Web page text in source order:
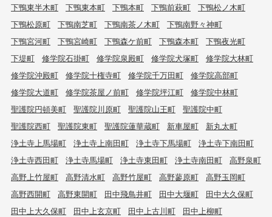
下鴨東半木町
下鴨東本町 下鴨本町 下鴨前萩町
下鴨松ノ木町
下鴨松原町
下鴨南芝町 下鴨南茶ノ木町
下鴨南野々神町
下鴨宮河町
下鴨宮崎町 下鴨森ケ前町 下鴨森本町
下鴨夜光町
下堤町
修学院石掛町 修学院泉殿町 修学院犬塚町
修学院大林町
修学院沖殿町
修学院十権寺町 修学院千万田町
修学院高部町
修学院大道町
修学院茶屋ノ前町 修学院坪江町
修学院中林町
聖護院円頓美町
聖護院川原町 聖護院山王町
聖護院中町
聖護院西町
聖護院東町 聖護院蓮華蔵町 新車屋町
新丸太町
浄土寺上馬場町
浄土寺上南田町 浄土寺下馬場町
浄土寺下南田町
浄土寺西田町
浄土寺馬場町 浄土寺東田町 浄土寺南田町
高野泉町
高野上竹屋町
高野清水町 高野竹屋町 高野蓼原町
高野玉岡町
高野西開町
高野東開町 田中飛鳥井町 田中大堰町
田中大久保町
田中上大久保町
田中上玄京町 田中上古川町
田中上柳町